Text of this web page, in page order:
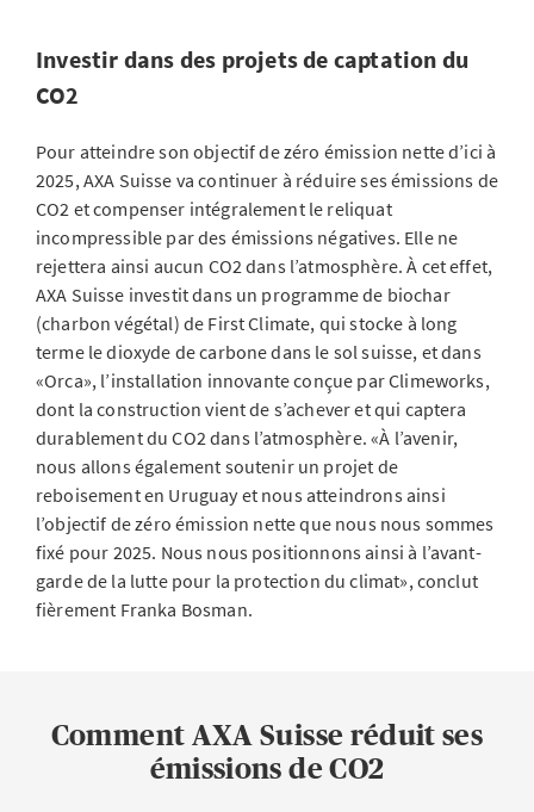
Investir dans des projets de captation du
CO2
Pour atteindre son objectif de zéro émission nette d’ici à
2025, AXA Suisse va continuer à réduire ses émissions de
CO2 et compenser intégralement le reliquat
incompressible par des émissions négatives. Elle ne
rejettera ainsi aucun CO2 dans l’atmosphère. À cet effet,
AXA Suisse investit dans un programme de biochar
(charbon végétal) de First Climate, qui stocke à long
terme le dioxyde de carbone dans le sol suisse, et dans
«Orca», l’installation innovante conçue par Climeworks,
dont la construction vient de s’achever et qui captera
durablement du CO2 dans l’atmosphère. «À l’avenir,
nous allons également soutenir un projet de
reboisement en Uruguay et nous atteindrons ainsi
l’objectif de zéro émission nette que nous nous sommes
fixé pour 2025. Nous nous positionnons ainsi à l’avant-
garde de la lutte pour la protection du climat», conclut
fièrement Franka Bosman.
Comment AXA Suisse réduit ses
émissions de CO2